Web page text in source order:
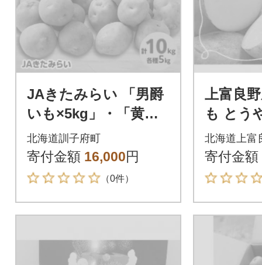
JAきたみらい 「男爵
いも×5kg」・「黄爵
(とうや)いも×5kg」
セット
北海道訓子府町
寄付金額 16,000円
（0件）
上富良
も とう
10kg
北海道上富
寄付金額